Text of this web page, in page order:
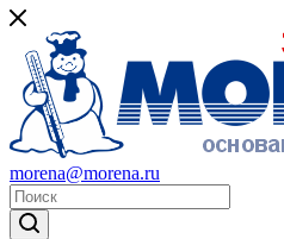
morena@morena.ru